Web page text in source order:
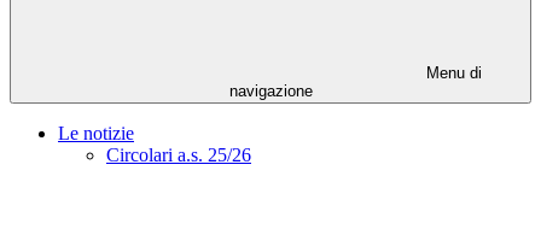
Menu di
navigazione
Le notizie
Circolari a.s. 25/26